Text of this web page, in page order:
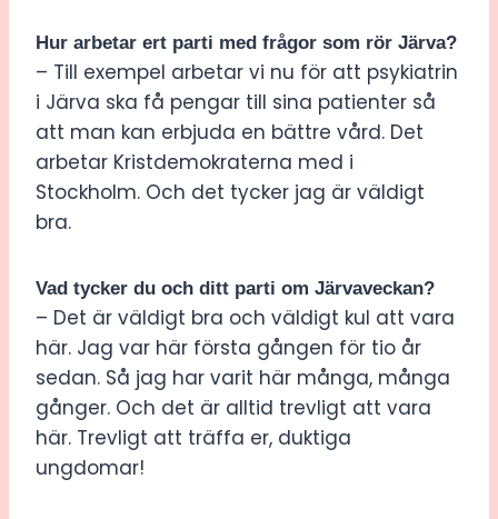
Hur arbetar ert parti med frågor som rör Järva?
– Till exempel arbetar vi nu för att psykiatrin
i Järva ska få pengar till sina patienter så
att man kan erbjuda en bättre vård. Det
arbetar Kristdemokraterna med i
Stockholm. Och det tycker jag är väldigt
bra.
Vad tycker du och ditt parti om Järvaveckan?
– Det är väldigt bra och väldigt kul att vara
här. Jag var här första gången för tio år
sedan. Så jag har varit här många, många
gånger. Och det är alltid trevligt att vara
här. Trevligt att träffa er, duktiga
ungdomar!